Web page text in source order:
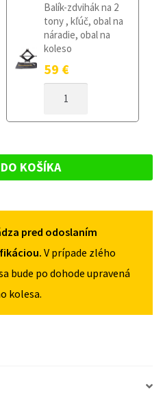
Balík-zdvihák na 2
tony , kľúč, obal na
náradie, obal na
koleso
59 €
DOJAZDOVÉ
III
OD
5X112
KOŠÍKA
pred odoslaním
V prípade zlého
bude po dohode upravená
kolesa.